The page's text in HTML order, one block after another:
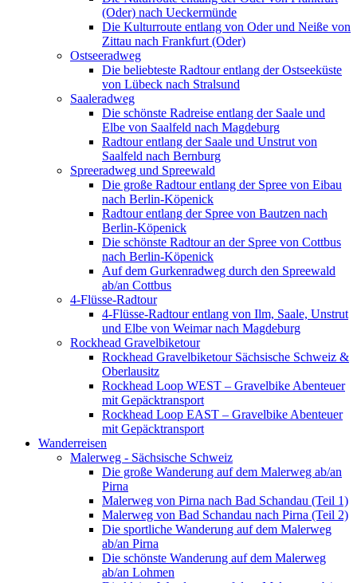
(Oder) nach Ueckermünde
Die Kulturroute entlang von Oder und Neiße von
Zittau nach Frankfurt (Oder)
Ostseeradweg
Die beliebteste Radtour entlang der Ostseeküste
von Lübeck nach Stralsund
Saaleradweg
Die schönste Radreise entlang der Saale und
Elbe von Saalfeld nach Magdeburg
Radtour entlang der Saale und Unstrut von
Saalfeld nach Bernburg
Spreeradweg und Spreewald
Die große Radtour entlang der Spree von Eibau
nach Berlin-Köpenick
Radtour entlang der Spree von Bautzen nach
Berlin-Köpenick
Die schönste Radtour an der Spree von Cottbus
nach Berlin-Köpenick
Auf dem Gurkenradweg durch den Spreewald
ab/an Cottbus
4-Flüsse-Radtour
4-Flüsse-Radtour entlang von Ilm, Saale, Unstrut
und Elbe von Weimar nach Magdeburg
Rockhead Gravelbiketour
Rockhead Gravelbiketour Sächsische Schweiz &
Oberlausitz
Rockhead Loop WEST – Gravelbike Abenteuer
mit Gepäcktransport
Rockhead Loop EAST – Gravelbike Abenteuer
mit Gepäcktransport
Wanderreisen
Malerweg - Sächsische Schweiz
Die große Wanderung auf dem Malerweg ab/an
Pirna
Malerweg von Pirna nach Bad Schandau (Teil 1)
Malerweg von Bad Schandau nach Pirna (Teil 2)
Die sportliche Wanderung auf dem Malerweg
ab/an Pirna
Die schönste Wanderung auf dem Malerweg
ab/an Lohmen